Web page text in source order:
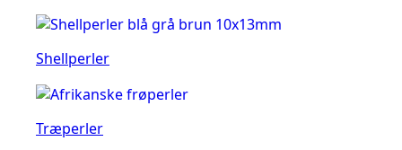
Shellperler
Træperler